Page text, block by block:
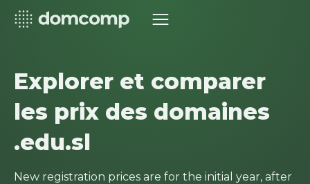
Explorer et comparer
les prix des domaines
.edu.sl
New registration prices are for the initial year, after